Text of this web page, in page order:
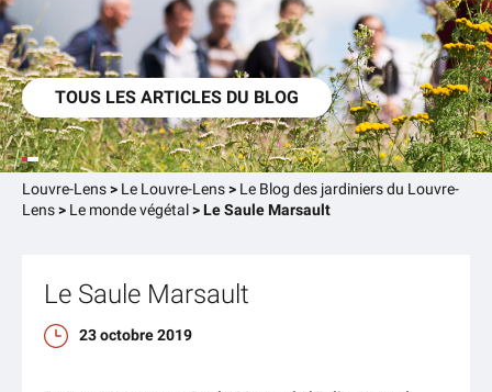
TOUS LES ARTICLES DU BLOG
Louvre-Lens> Le Louvre-Lens> Le Blog des jardiniers du Louvre-
Lens> Le monde végétal>Le Saule Marsault
Le Saule Marsault
23 octobre 2019